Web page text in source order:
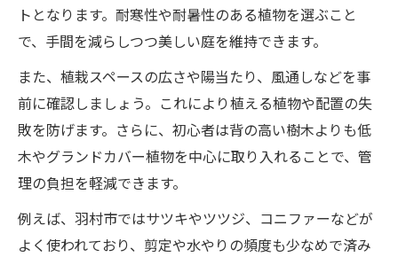
トとなります。耐寒性や耐暑性のある植物を選ぶこと
で、手間を減らしつつ美しい庭を維持できます。
また、植栽スペースの広さや陽当たり、風通しなどを事
前に確認しましょう。これにより植える植物や配置の失
敗を防げます。さらに、初心者は背の高い樹木よりも低
木やグランドカバー植物を中心に取り入れることで、管
理の負担を軽減できます。
例えば、羽村市ではサツキやツツジ、コニファーなどが
よく使われており、剪定や水やりの頻度も少なめで済み